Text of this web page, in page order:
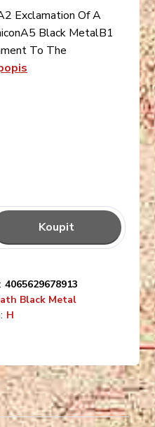
Exclamation Of A
Black MetalB1
To The
Koupit
4065629678913
Black Metal
H